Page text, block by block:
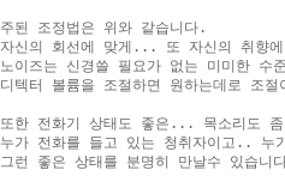
주된 조정법은 위와 같습니다.
자신의 회선에 맞게... 또 자신의 취향
노이즈는 신경쓸 필요가 없는 미미한 수
디텍터 볼륨을 조절하면 원하는데로 조
또한 전화기 상태도 좋은... 목소리도
누가 전화를 들고 있는 청취자이고.. 누
그런 좋은 상태를 분명히 만날수 있습